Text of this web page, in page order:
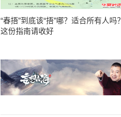
“春捂”到底该“捂”哪？适合所有人吗？
这份指南请收好